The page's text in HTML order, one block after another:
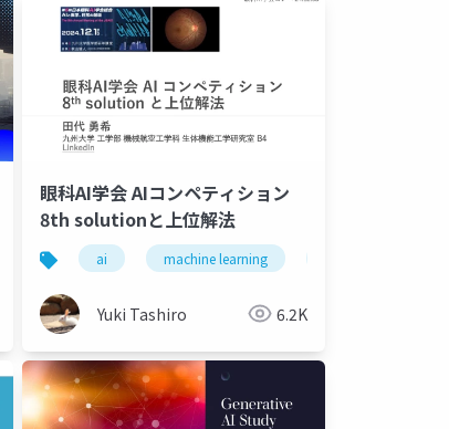
intelligence
learning deep learning artificial intelligence
眼科AI学会 AIコンペティション
8th solutionと上位解法
ai machine learning
Yuki Tashiro 6.2K